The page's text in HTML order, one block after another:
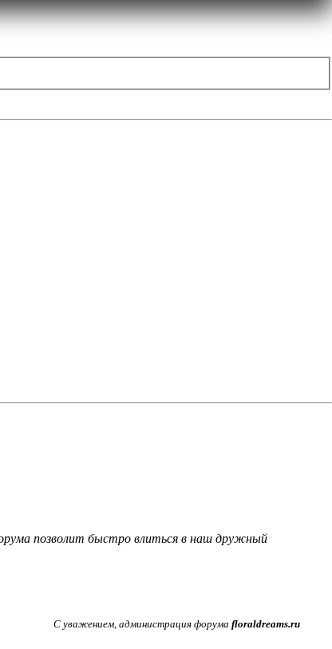
позволит быстро влиться в наш дружный
С уважением, администрация форума floraldreams.ru